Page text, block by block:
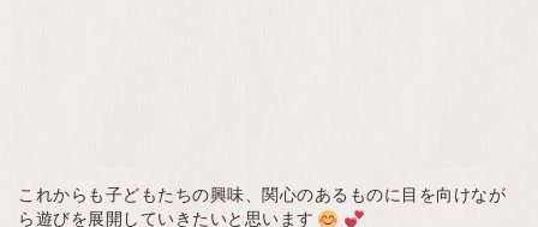
これからも子どもたちの興味、関心のあるものに目を向けなが
ら遊びを展開していきたいと思います